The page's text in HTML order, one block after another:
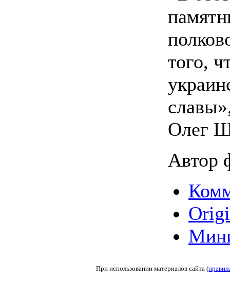
того,
Олег
Автор
При использовании материалов сайта (